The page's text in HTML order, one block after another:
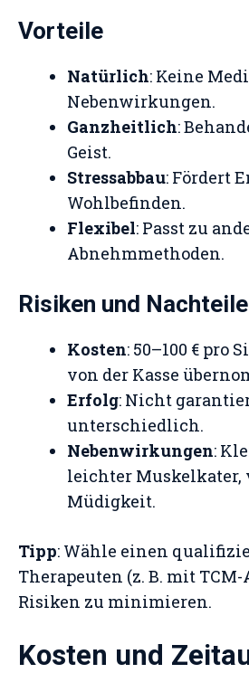
Vorteile
Natürlich: Keine
Nebenwirkungen.
Ganzheitlich:
Geist.
Stressabbau: Fördert
Wohlbefinden.
Flexibel: Passt zu
Abnehmmethoden.
Risiken und Nachteile
Kosten: 50–100 € pro
von der Kasse
Erfolg: Nicht
unterschiedlich.
Nebenwirkungen:
leichter Muskelkater,
Müdigkeit.
Tipp: Wähle einen
Therapeuten (z. B. mit
Risiken zu minimieren.
Kosten und